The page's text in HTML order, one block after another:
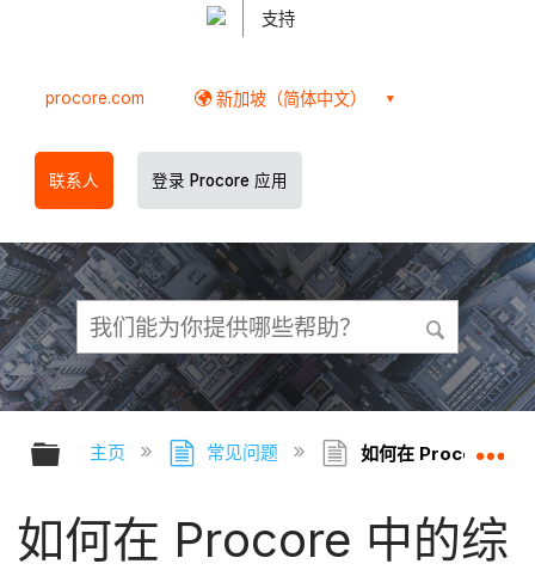
支持
procore.com 新加坡（简体中文）
联系人 登录 Procore 应用
扩展/隐缩全局层次
主页 常见问题 如何在 Procore 中的
如何在 Procore 中的综